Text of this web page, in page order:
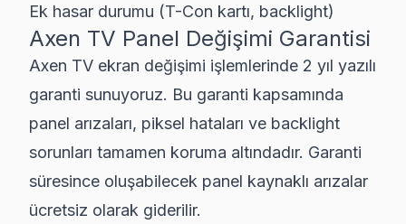
Ek hasar durumu (T-Con kartı, backlight)
Axen TV Panel Değişimi Garantisi
Axen TV ekran değişimi işlemlerinde 2 yıl yazılı
garanti sunuyoruz. Bu garanti kapsamında
panel arızaları, piksel hataları ve backlight
sorunları tamamen koruma altındadır. Garanti
süresince oluşabilecek panel kaynaklı arızalar
ücretsiz olarak giderilir.